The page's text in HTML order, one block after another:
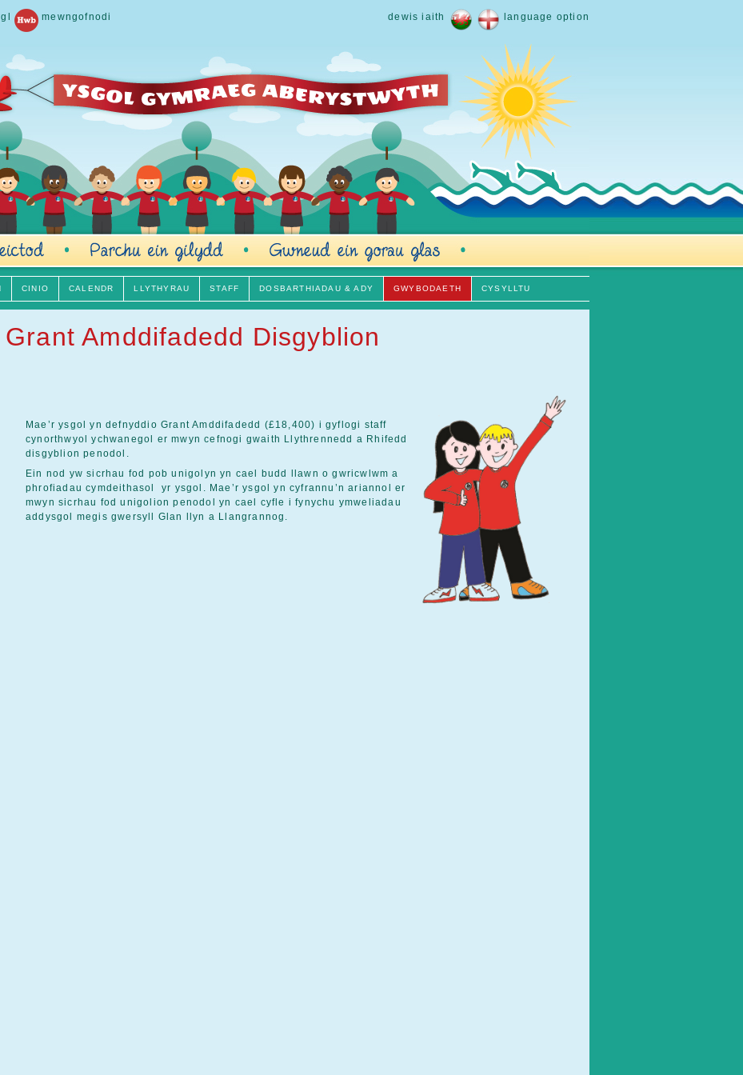
mewngofnodi dewis iaith language option
CINIO CALENDR LLYTHYRAU STAFF DOSBARTHIADAU & ADY GWYBODAETH CYSYLLTU
Grant Amddifadedd Disgyblion
Mae’r ysgol yn defnyddio Grant Amddifadedd (£18,400) i gyflogi staff
cynorthwyol ychwanegol er mwyn cefnogi gwaith Llythrennedd a Rhifedd
disgyblion penodol.
Ein nod yw sicrhau fod pob unigolyn yn cael budd llawn o gwricwlwm a
phrofiadau cymdeithasol yr ysgol. Mae’r ysgol yn cyfrannu’n ariannol er
mwyn sicrhau fod unigolion penodol yn cael cyfle i fynychu ymweliadau
addysgol megis gwersyll Glan llyn a Llangrannog.